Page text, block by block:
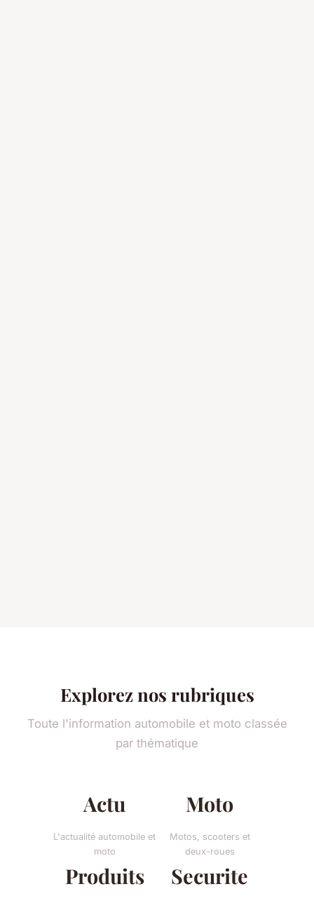
Explorez nos rubriques
Toute l'information automobile et moto classée
par thématique
Actu
L'actualité automobile et
moto
Moto
Motos, scooters et
deux-roues
Produits Securite